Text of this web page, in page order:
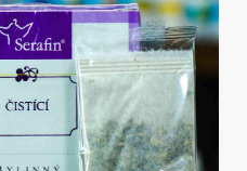
Henep Organic India